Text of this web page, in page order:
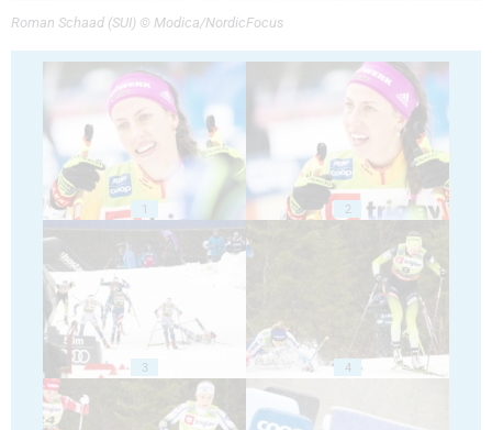
Roman Schaad (SUI) © Modica/NordicFocus
1 2
3 4